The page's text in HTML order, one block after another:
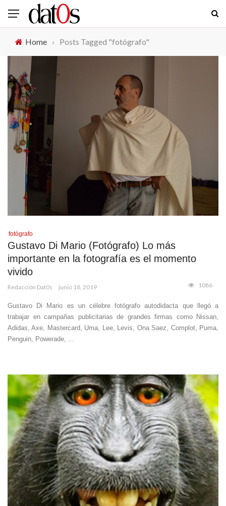
Home › Posts Tagged "fotógrafo"
fotógrafo
Gustavo Di Mario (Fotógrafo) Lo más
importante en la fotografía es el momento
vivido
Redacción Dat0s junio 18, 2019 1086
Gustavo Di Mario es un célebre fotógrafo autodidacta que llegó a
trabajar en campañas publicitarias de grandes firmas como Nissan,
Adidas, Axe, Mastercard, Uma, Lee, Levis, Ona Saez, Complot, Puma,
Penguin, Powerade, ...